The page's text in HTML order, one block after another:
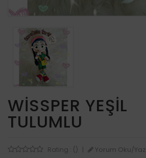
WISSPER YEŞIL
TULUMLU
Rating : () Yorum Oku/Yaz